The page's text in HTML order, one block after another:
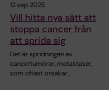
12 sep 2025
Vill hitta nya sätt att
stoppa cancer från
att sprida sig
Det är spridningen av
cancertumörer, metastaser,
som oftast orsakar…